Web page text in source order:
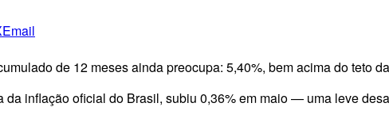
Email
de 12 meses ainda preocupa: 5,40%, bem acima do teto
da inflação oficial do Brasil, subiu 0,36% em maio — uma leve